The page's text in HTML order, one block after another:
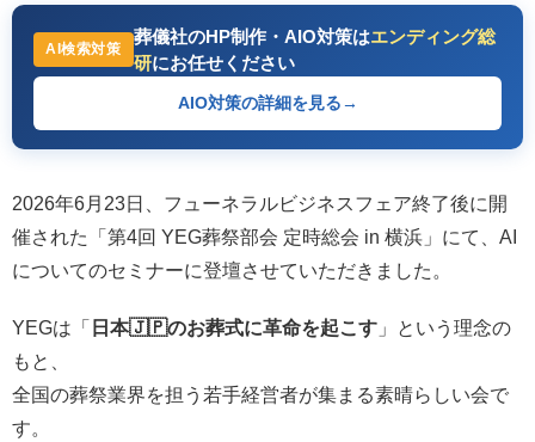
AI検索対策
葬儀社のHP制作・AIO対策はエンディング総
研にお任せください
AIO対策の詳細を見る→
2026年6月23日、フューネラルビジネスフェア終了後に開
催された「第4回 YEG葬祭部会 定時総会 in 横浜」にて、AI
についてのセミナーに登壇させていただきました。
YEGは「 日本🇯🇵のお葬式に革命を起こす 」という理念の
もと、
全国の葬祭業界を担う若手経営者が集まる素晴らしい会で
す。